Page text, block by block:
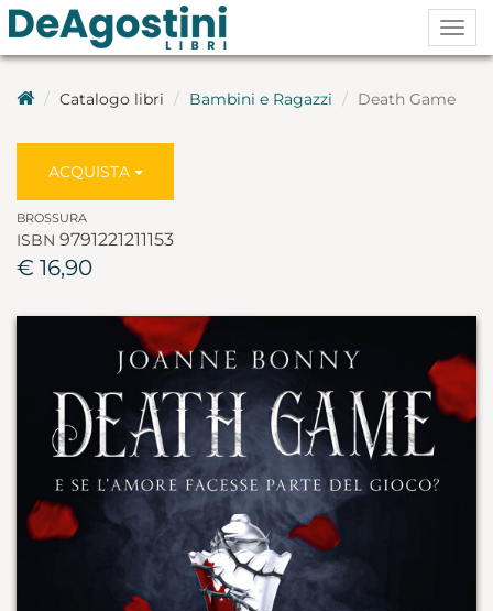
Catalogo libri Bambini e Ragazzi Death Game
ACQUISTA
BROSSURA
ISBN 9791221211153
€ 16,90